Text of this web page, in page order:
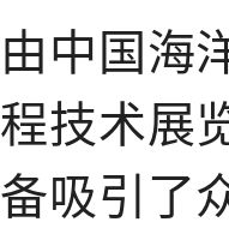
由中国海
程技术展
备吸引了